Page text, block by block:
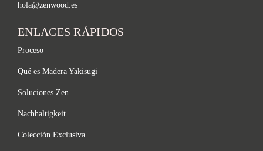
hola@zenwood.es
ENLACES RÁPIDOS
Proceso
Qué es Madera Yakisugi
Soluciones Zen
Nachhaltigkeit
Colección Exclusiva